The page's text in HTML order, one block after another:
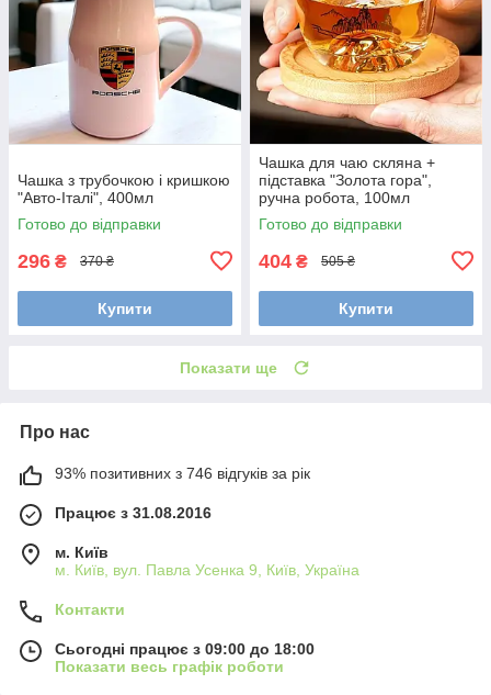
Чашка з трубочкою і кришкою
"Авто-Італі", 400мл
Готово до відправки
296 ₴ 370 ₴
Купити
Чашка для чаю скляна +
підставка "Золота гора",
ручна робота, 100мл
Готово до відправки
404 ₴ 505 ₴
Купити
Показати ще
Про нас
93% позитивних з 746 відгуків за рік
Працює з 31.08.2016
м. Київ
м. Київ, вул. Павла Усенка 9, Київ, Україна
Контакти
Сьогодні працює з 09:00 до 18:00
Показати весь графік роботи